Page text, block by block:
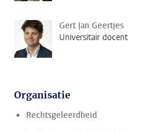
Gert Jan Geertjes
Universitair docent
Organisatie
Rechtsgeleerdheid